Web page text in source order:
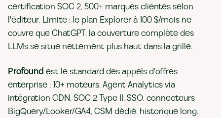
certification SOC 2, 500+ marques clientes selon
l'éditeur. Limite : le plan Explorer à 100 $/mois ne
couvre que ChatGPT, la couverture complète des
LLMs se situe nettement plus haut dans la grille.
Profound est le standard des appels d'offres
enterprise : 10+ moteurs, Agent Analytics via
intégration CDN, SOC 2 Type II, SSO, connecteurs
BigQuery/Looker/GA4, CSM dédié, historique long.